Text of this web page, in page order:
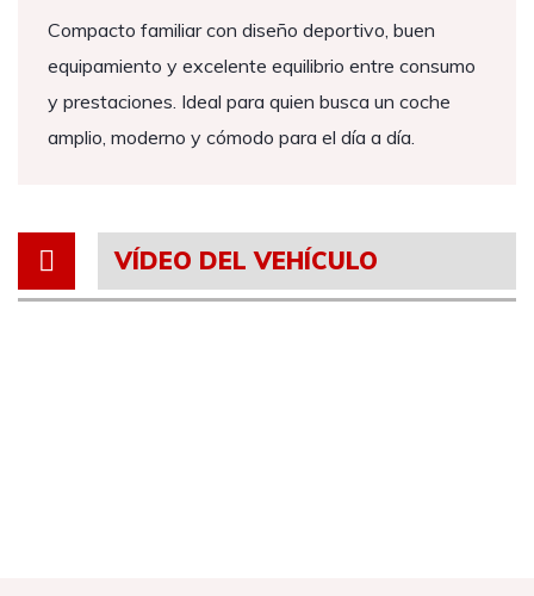
Compacto familiar con diseño deportivo, buen
equipamiento y excelente equilibrio entre consumo
y prestaciones. Ideal para quien busca un coche
amplio, moderno y cómodo para el día a día.
VÍDEO DEL VEHÍCULO